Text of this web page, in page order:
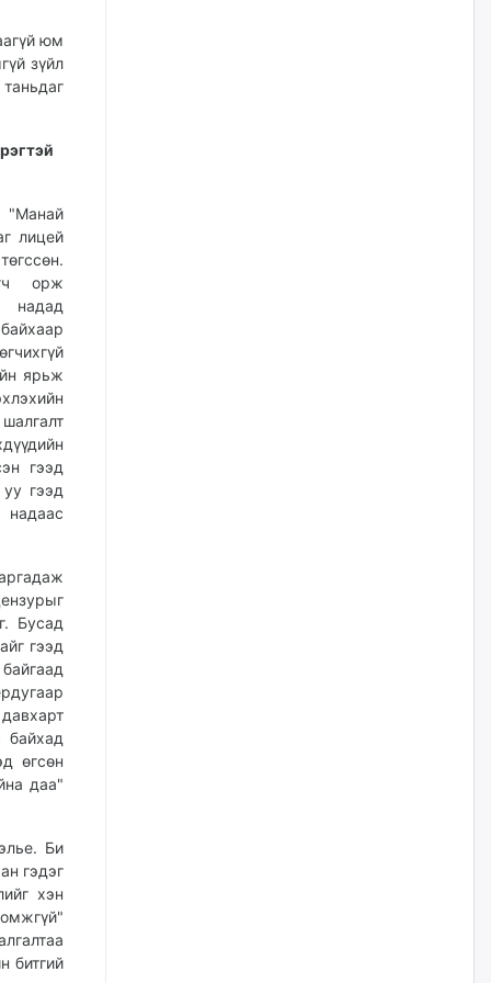
юм
зүйл
"Манай
лицей
орж
надад
ярьж
гээд
гээд
Бусад
гээд
өгсөн
даа"
Би
гэдэг
хэн
битгий